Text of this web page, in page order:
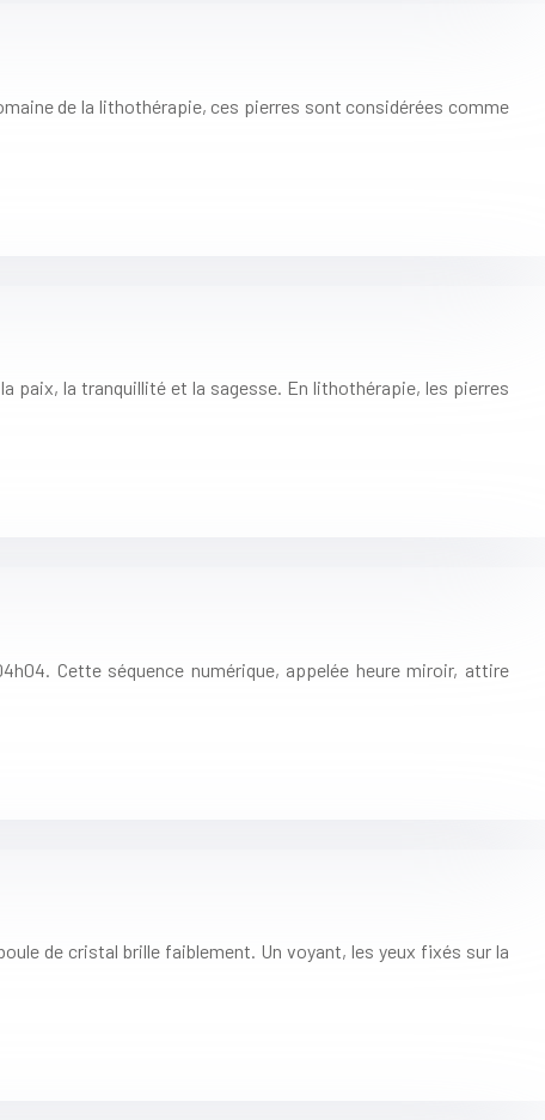
de la lithothérapie, ces pierres sont considérées comme
paix, la tranquillité et la sagesse. En lithothérapie, les pierres
Cette séquence numérique, appelée heure miroir, attire
de cristal brille faiblement. Un voyant, les yeux fixés sur la